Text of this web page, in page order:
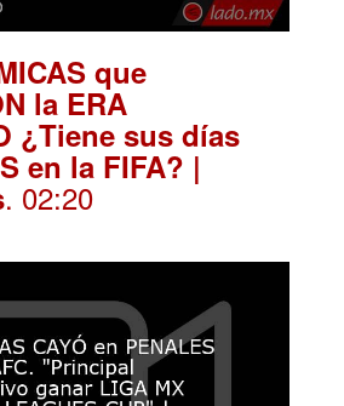
que
la ERA
¿Tiene sus días
en la FIFA? |
. 02:20